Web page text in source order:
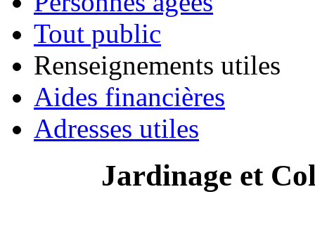
Tout public
Renseignements utiles
Aides financières
Adresses utiles
Jardinage et